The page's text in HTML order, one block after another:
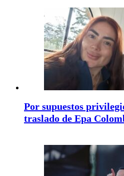
Por supuestos
traslado de Epa